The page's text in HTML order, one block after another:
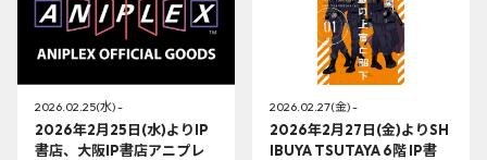
2026.02.25(水) -
2026年2月25日(水)よりIP
書店、大阪IP書店アニプレ
2026.02.27(金) -
2026年2月27日(金)よりSH
IBUYA TSUTAYA 6階 IP書